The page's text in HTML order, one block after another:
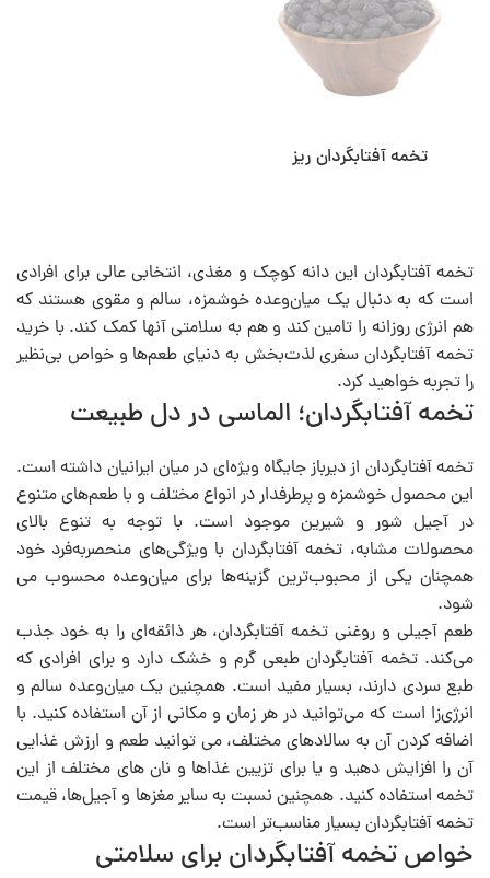
تخمه آفتابگردان ریز
تخمه آفتابگردان این دانه کوچک و مغذی، انتخابی عالی برای افرادی
است که به دنبال یک میان‌وعده خوشمزه، سالم و مقوی هستند که
هم انرژی‌ روزانه را تامین کند و هم به سلامتی‌ آنها کمک کند. با خرید
تخمه آفتابگردان سفری لذت‌بخش به دنیای طعم‌ها و خواص بی‌نظیر
را تجربه خواهید کرد.
تخمه آفتابگردان؛ الماسی در دل طبیعت
تخمه آفتابگردان از دیرباز جایگاه ویژه‌ای در میان ایرانیان داشته است.
این محصول خوشمزه و پرطرفدار در انواع مختلف و با طعم‌های متنوع
در آجیل شور و شیرین موجود است. با توجه به تنوع بالای
محصولات مشابه، تخمه آفتابگردان با ویژگی‌های منحصربه‌فرد خود
همچنان یکی از محبوب‌ترین گزینه‌ها برای میان‌وعده محسوب می
شود.
طعم آجیلی و روغنی تخمه آفتابگردان، هر ذائقه‌ای را به خود جذب
می‌کند. تخمه آفتابگردان طبعی گرم و خشک دارد و برای افرادی که
طبع سردی دارند، بسیار مفید است. همچنین یک میان‌وعده سالم و
انرژی‌زا است که می‌توانید در هر زمان و مکانی از آن استفاده کنید. با
اضافه کردن آن به سالادهای مختلف، می توانید طعم و ارزش غذایی
آن را افزایش دهید و یا برای تزیین غذاها و نان های مختلف از این
تخمه استفاده کنید. همچنین نسبت به سایر مغزها و آجیل‌ها، قیمت
تخمه آفتابگردان بسیار مناسب‌تر است.
خواص تخمه آفتابگردان برای سلامتی